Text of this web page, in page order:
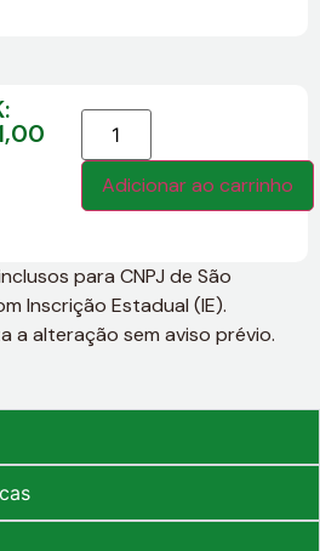
Adicionar ao carrinho
para CNPJ de São
Inscrição Estadual (IE).
a alteração sem aviso prévio.